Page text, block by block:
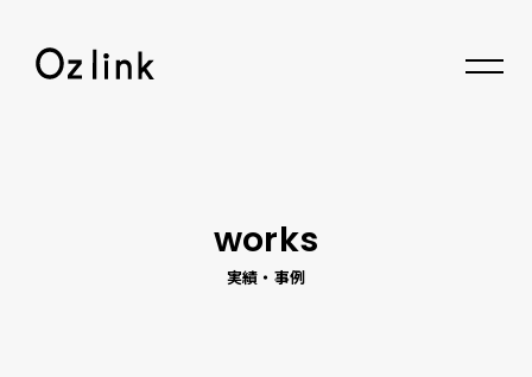
works
実績・事例